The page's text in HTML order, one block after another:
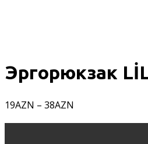
Эргорюкзак
19AZN – 38AZN